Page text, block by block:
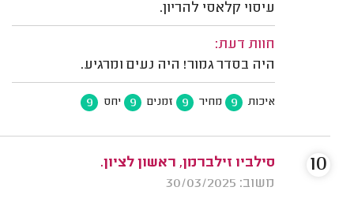
עיסוי קלאסי להריון.
חוות דעת:
היה בסדר גמור! היה נעים ומרגיע.
איכות 9 מחיר 9 זמנים 9 יחס 9
סילביו זילברמן, ראשון לציון.
משוב: 30/03/2025
10